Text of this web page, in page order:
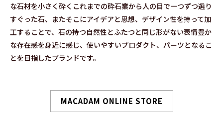
な石材を小さく砕くこれまでの砕石業から人の目で一つずつ選り
すぐった石、またそこにアイデアと思想、デザイン性を持って加
工することで、石の持つ自然性とふたつと同じ形がない表情豊か
な存在感を身近に感じ、使いやすいプロダクト、パーツとなるこ
とを目指したブランドです。
MACADAM ONLINE STORE